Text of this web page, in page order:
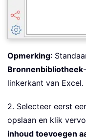
Opmerking:
Bronnenbibliotheek
linkerkant van Excel.
2. Selecteer eerst
opslaan en klik
inhoud toevoegen